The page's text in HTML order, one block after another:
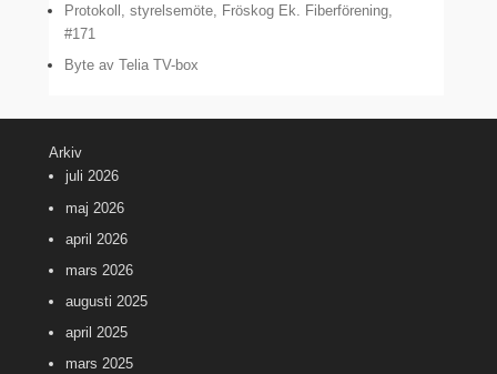
Protokoll, styrelsemöte, Fröskog Ek. Fiberförening,
#171
Byte av Telia TV-box
Arkiv
juli 2026
maj 2026
april 2026
mars 2026
augusti 2025
april 2025
mars 2025